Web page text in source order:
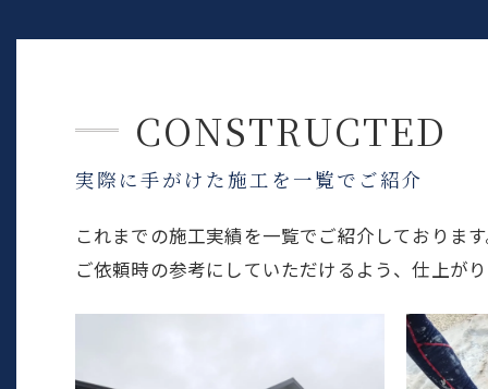
CONSTRUCTED
実際に手がけた施工を一覧でご紹介
これまでの施工実績を一覧でご紹介しておりま
ご依頼時の参考にしていただけるよう、仕上が